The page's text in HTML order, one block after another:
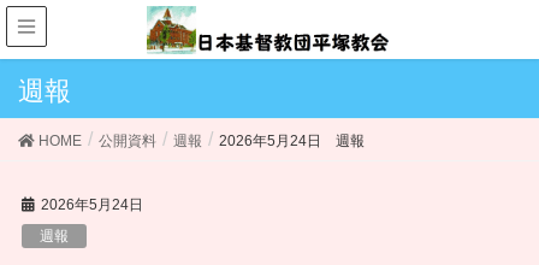
週報
HOME 公開資料 週報 2026年5月24日 週報
2026年5月24日
週報